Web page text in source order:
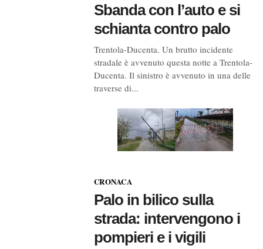
Sbanda con l’auto e si
schianta contro palo
Trentola-Ducenta. Un brutto incidente
stradale è avvenuto questa notte a Trentola-
Ducenta. Il sinistro è avvenuto in una delle
traverse di...
CRONACA
Palo in bilico sulla
strada: intervengono i
pompieri e i vigili